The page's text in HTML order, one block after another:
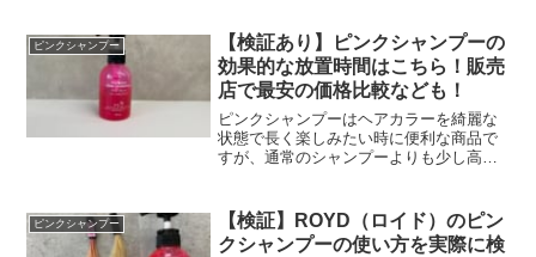
ピンクシャンプー
【検証あり】ピンクシャンプーの
効果的な放置時間はこちら！販売
店で最安の価格比較なども！
ピンクシャンプーはヘアカラーを綺麗な
状態で長く楽しみたい時に便利な商品で
すが、通常のシャンプーよりも少し高価
番お得なお店で購入したいと思う人も少
なくありません。ここでは...
ピンクシャンプー
【検証】ROYD（ロイド）のピン
クシャンプーの使い方を実際に検